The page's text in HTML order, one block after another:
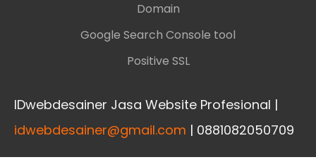
Domain
Google Search Console tool
Positive SSL
IDwebdesainer Jasa Website Profesional |
idwebdesainer@gmail.com | 0881082050709